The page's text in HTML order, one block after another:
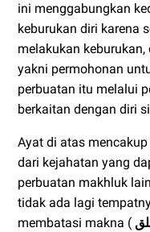
ini menggabungkan
keburukan diri karena
melakukan
yakni permohonan
perbuatan itu melalui
berkaitan dengan diri
Ayat di atas
dari kejahatan yang
perbuatan makhluk
tidak ada lagi
membatasi makna (